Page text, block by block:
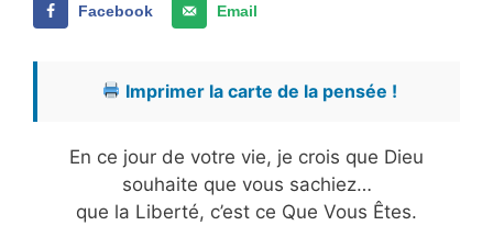
Facebook Email
Imprimer la carte de la pensée !
En ce jour de votre vie, je crois que Dieu
souhaite que vous sachiez…
que la Liberté, c’est ce Que Vous Êtes.